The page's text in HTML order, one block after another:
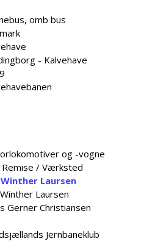
omb bus
- Kalvehave
og -vogne
Remise / Værksted
Laursen
Laursen
Gerner Christiansen
Jernbaneklub